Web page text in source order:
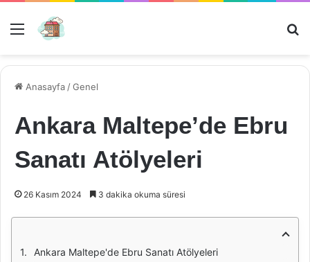
Menü
Anasayfa /Genel
Ankara Maltepe’de Ebru
Sanatı Atölyeleri
26 Kasım 2024 3 dakika okuma süresi
Ankara Maltepe'de Ebru Sanatı Atölyeleri